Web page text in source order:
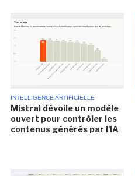
INTELLIGENCE ARTIFICIELLE
Mistral dévoile un modèle
ouvert pour contrôler les
contenus générés par l'IA